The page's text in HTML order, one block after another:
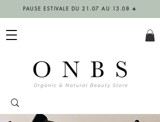
PAUSE ESTIVALE DU 21.07 AU 13.08 ☀️